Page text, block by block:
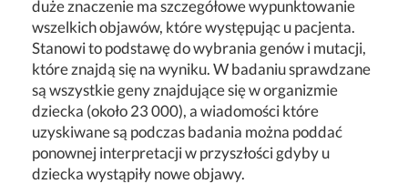
duże znaczenie ma szczegółowe wypunktowanie
wszelkich objawów, które występując u pacjenta.
Stanowi to podstawę do wybrania genów i mutacji,
które znajdą się na wyniku. W badaniu sprawdzane
są wszystkie geny znajdujące się w organizmie
dziecka (około 23 000), a wiadomości które
uzyskiwane są podczas badania można poddać
ponownej interpretacji w przyszłości gdyby u
dziecka wystąpiły nowe objawy.